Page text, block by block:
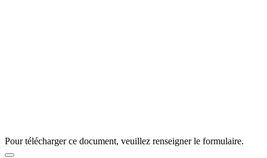
Pour télécharger ce document, veuillez renseigner le formulaire.